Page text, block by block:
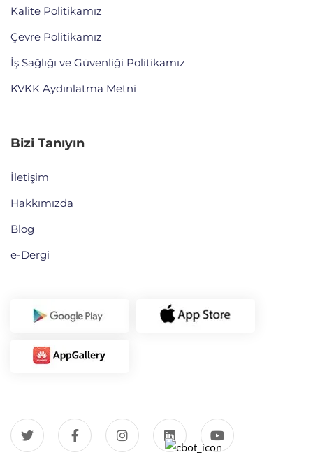
Kalite Politikamız
Çevre Politikamız
İş Sağlığı ve Güvenliği Politikamız
KVKK Aydınlatma Metni
Bizi Tanıyın
İletişim
Hakkımızda
Blog
e-Dergi